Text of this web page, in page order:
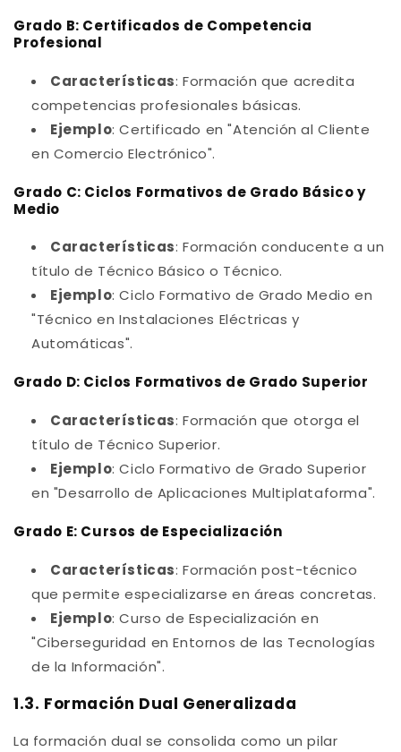
Grado B: Certificados de Competencia
Profesional
Características: Formación que acredita
competencias profesionales básicas.
Ejemplo: Certificado en "Atención al Cliente
en Comercio Electrónico".
Grado C: Ciclos Formativos de Grado Básico y
Medio
Características: Formación conducente a un
título de Técnico Básico o Técnico.
Ejemplo: Ciclo Formativo de Grado Medio en
"Técnico en Instalaciones Eléctricas y
Automáticas".
Grado D: Ciclos Formativos de Grado Superior
Características: Formación que otorga el
título de Técnico Superior.
Ejemplo: Ciclo Formativo de Grado Superior
en "Desarrollo de Aplicaciones Multiplataforma".
Grado E: Cursos de Especialización
Características: Formación post-técnico
que permite especializarse en áreas concretas.
Ejemplo: Curso de Especialización en
"Ciberseguridad en Entornos de las Tecnologías
de la Información".
1.3. Formación Dual Generalizada
La formación dual se consolida como un pilar